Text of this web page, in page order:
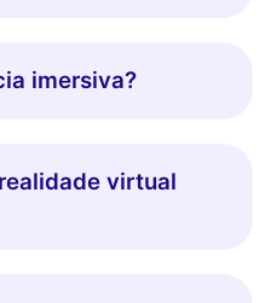
imersiva?
virtual